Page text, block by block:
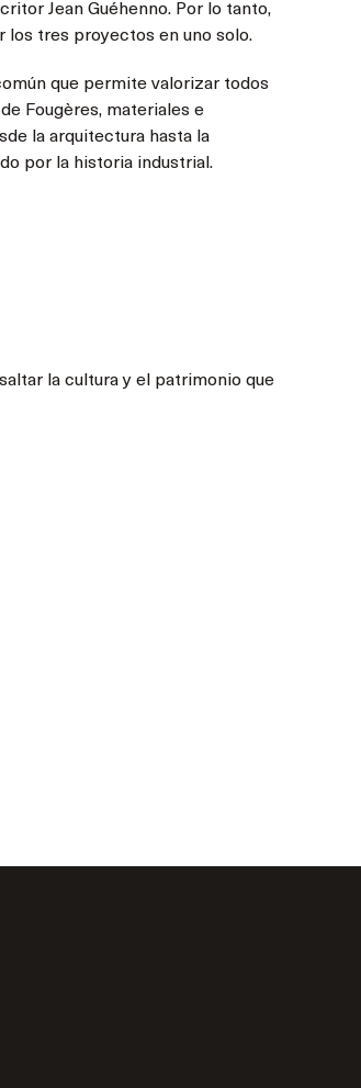
Jean Guéhenno. Por lo tanto,
los tres proyectos en uno solo.
que permite valorizar todos
Fougères, materiales e
la arquitectura hasta la
por la historia industrial.
la cultura y el patrimonio que